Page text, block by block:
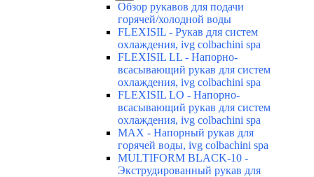
Обзор рукавов для подачи
горячей/холодной воды
FLEXISIL - Рукав для систем
охлаждения, ivg colbachini spa
FLEXISIL LL - Напорно-
всасывающий рукав для систем
охлаждения, ivg colbachini spa
FLEXISIL LO - Напорно-
всасывающий рукав для систем
охлаждения, ivg colbachini spa
MAX - Напорный рукав для
горячей воды, ivg colbachini spa
MULTIFORM BLACK-10 -
Экструдированный рукав для